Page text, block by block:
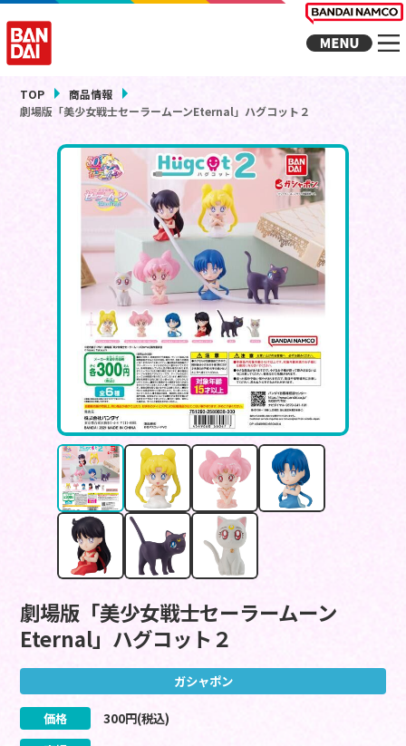
TOP
商品情報
劇場版「美少女戦士セーラームーンEternal」ハグコット２
劇場版「美少女戦士セーラームーン
Eternal」ハグコット２
ガシャポン
価格 300円(税込)